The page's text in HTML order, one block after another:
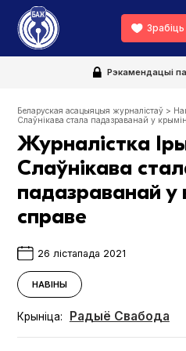
Рэкамендацыі
Беларуская асацыяцыя журналістаў >
Слаўнікава стала падазраванай у
Журналістка
Слаўнікава
падазраванай у
справе
26 лістапада 2021
НАВІНЫ
Крыніца: Радыё Свабода